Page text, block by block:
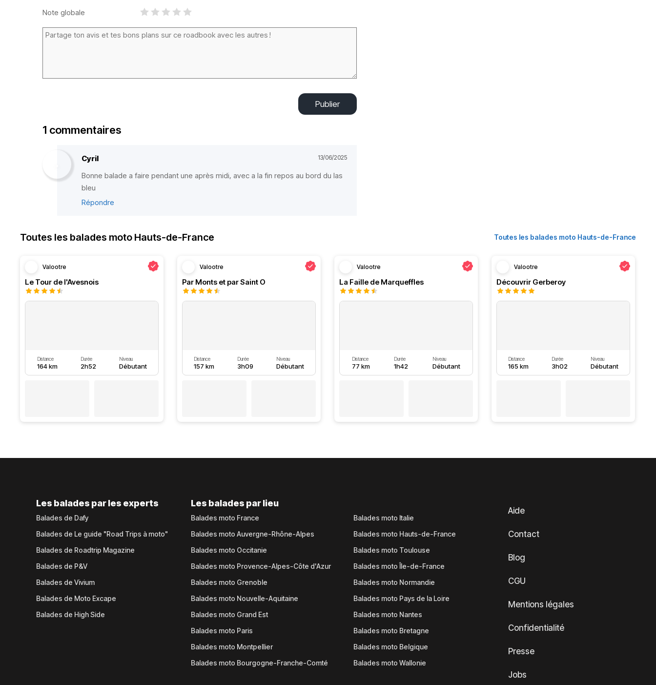
Note globale
Publier
1 commentaires
Cyril 13/06/2025
Bonne balade a faire pendant une après midi, avec a la fin repos au bord du las
bleu
Répondre
Toutes les balades moto Hauts-de-France Toutes les balades moto Hauts-de-France
Valootre
Le Tour de l'Avesnois
Distance
164 km
Durée
2h52
Niveau
Débutant
Valootre
Par Monts et par Saint O
Distance
157 km
Durée
3h09
Niveau
Débutant
Valootre
La Faille de Marqueffles
Distance
77 km
Durée
1h42
Niveau
Débutant
Valootre
Découvrir Gerberoy
Distance
165 km
Durée
3h02
Niveau
Débutant
Les balades par les experts
Balades de Dafy
Balades de Le guide "Road Trips à moto"
Balades de Roadtrip Magazine
Balades de P&V
Balades de Vivium
Balades de Moto Excape
Balades de High Side
Les balades par lieu
Balades moto France
Balades moto Auvergne-Rhône-Alpes
Balades moto Occitanie
Balades moto Provence-Alpes-Côte d'Azur
Balades moto Grenoble
Balades moto Nouvelle-Aquitaine
Balades moto Grand Est
Balades moto Paris
Balades moto Montpellier
Balades moto Bourgogne-Franche-Comté
Balades moto Italie
Balades moto Hauts-de-France
Balades moto Toulouse
Balades moto Île-de-France
Balades moto Normandie
Balades moto Pays de la Loire
Balades moto Nantes
Balades moto Bretagne
Balades moto Belgique
Balades moto Wallonie
Aide
Contact
Blog
CGU
Mentions légales
Confidentialité
Presse
Jobs